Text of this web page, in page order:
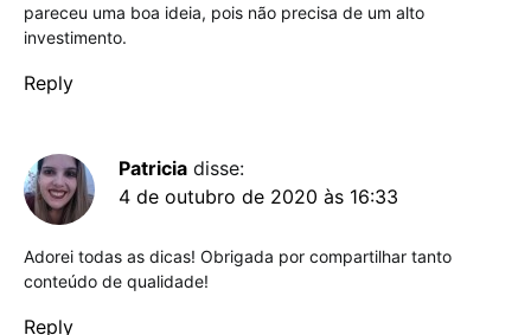
pareceu uma boa ideia, pois não precisa de um alto
investimento.
Reply
Patricia disse:
4 de outubro de 2020 às 16:33
Adorei todas as dicas! Obrigada por compartilhar tanto
conteúdo de qualidade!
Reply